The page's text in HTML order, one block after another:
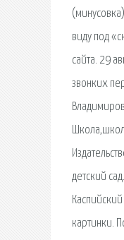
виду под
сайта. 29
звонких
детский
картинки.